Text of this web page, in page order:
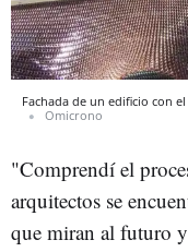
Fachada de un edificio con
Omicrono
"Comprendí el
arquitectos se
que miran al futuro